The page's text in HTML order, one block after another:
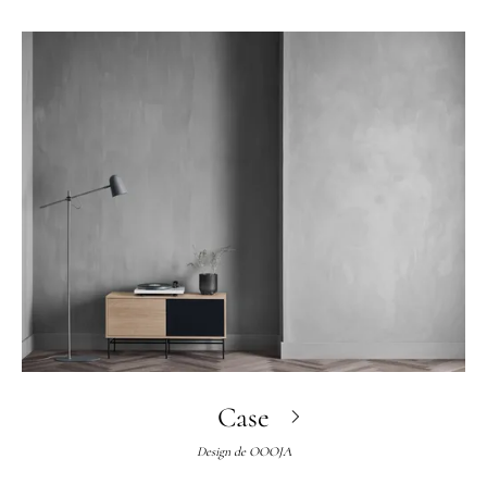
Case
Design de OOOJA